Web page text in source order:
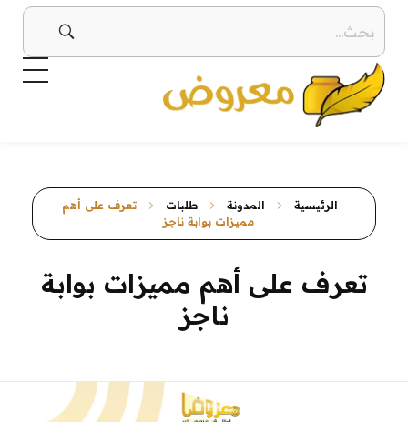
الرئيسية المدونة طلبات
تعرف على أهم
مميزات بوابة ناجز
تعرف على أهم مميزات بوابة
ناجز